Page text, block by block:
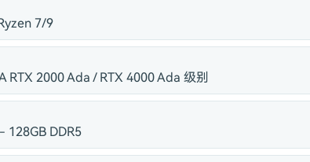
7/9
RTX 2000 Ada / RTX 4000 Ada 级别
128GB DDR5